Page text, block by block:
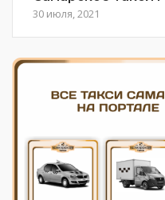
30 июля, 2021